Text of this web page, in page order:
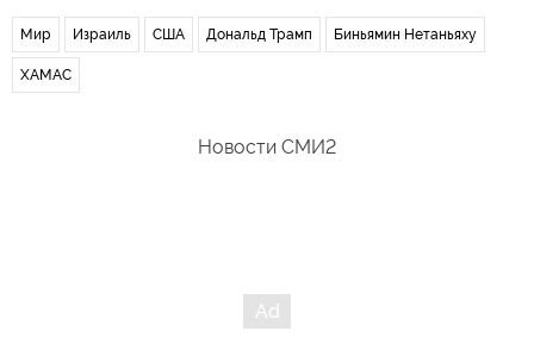
Мир Израиль США Дональд Трамп Биньямин Нетаньяху
ХАМАС
Новости СМИ2